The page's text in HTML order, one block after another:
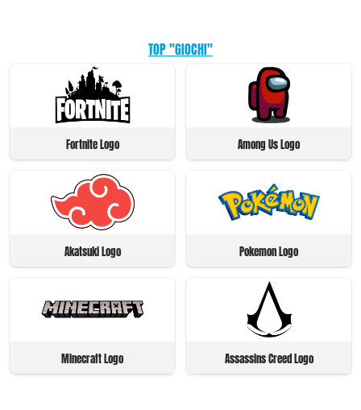
TOP "GIOCHI"
Fortnite Logo Among Us Logo
Akatsuki Logo Pokemon Logo
Minecraft Logo Assassins Creed Logo